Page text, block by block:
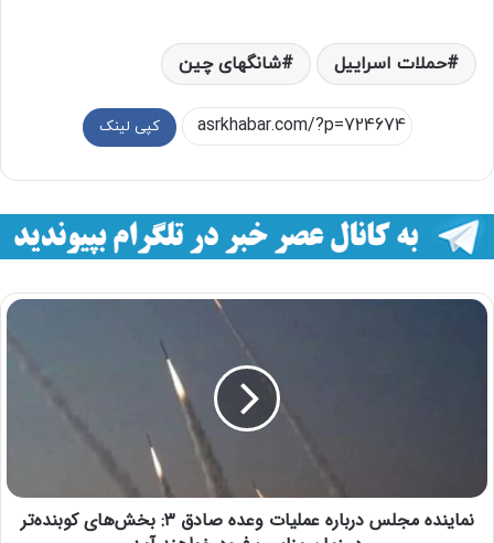
حملات اسراییل شانگهای چین
کپی لینک
نماینده مجلس درباره عملیات وعده صادق ۳: بخش‌های کوبنده‌تر